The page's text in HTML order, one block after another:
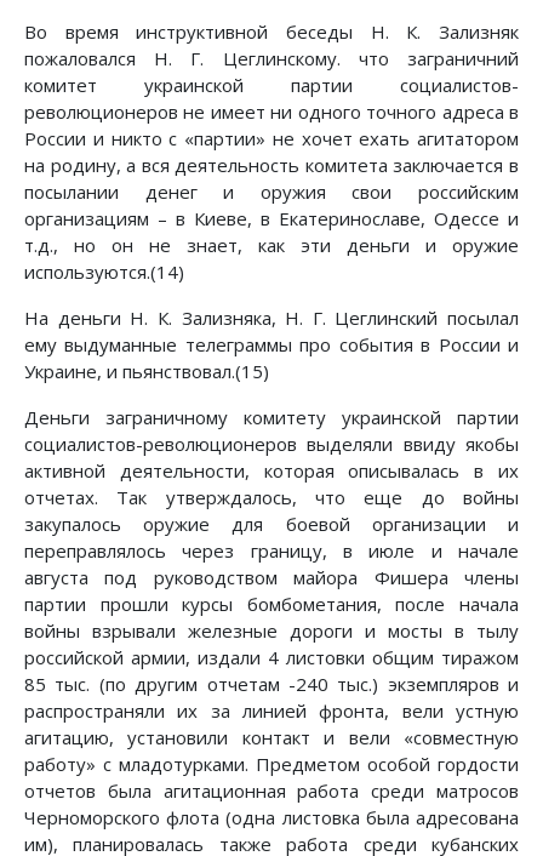
Во время инструктивной беседы Н. К. Зализняк
пожаловался Н. Г. Цеглинскому. что заграничний
комитет украинской партии социалистов-
революционеров не имеет ни одного точного адреса в
России и никто с «партии» не хочет ехать агитатором
на родину, а вся деятельность комитета заключается в
посылании денег и оружия свои российским
организациям – в Киеве, в Екатеринославе, Одессе и
т.д., но он не знает, как эти деньги и оружие
используются.(14)
На деньги Н. К. Зализняка, Н. Г. Цеглинский посылал
ему выдуманные телеграммы про события в России и
Украине, и пьянствовал.(15)
Деньги заграничному комитету украинской партии
социалистов-революционеров выделяли ввиду якобы
активной деятельности, которая описывалась в их
отчетах. Так утверждалось, что еще до войны
закупалось оружие для боевой организации и
переправлялось через границу, в июле и начале
августа под руководством майора Фишера члены
партии прошли курсы бомбометания, после начала
войны взрывали железные дороги и мосты в тылу
российской армии, издали 4 листовки общим тиражом
85 тыс. (по другим отчетам -240 тыс.) экземпляров и
распространяли их за линией фронта, вели устную
агитацию, установили контакт и вели «совместную
работу» с младотурками. Предметом особой гордости
отчетов была агитационная работа среди матросов
Черноморского флота (одна листовка была адресована
им), планировалась также работа среди кубанских